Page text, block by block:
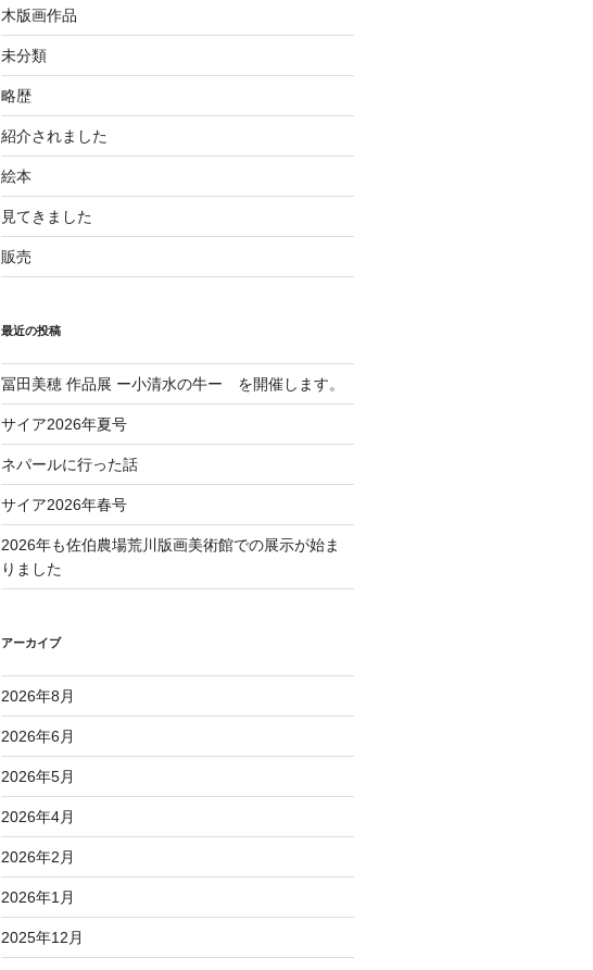
木版画作品
未分類
略歴
紹介されました
絵本
見てきました
販売
最近の投稿
冨田美穂 作品展 ー小清水の牛ー を開催します。
サイア2026年夏号
ネパールに行った話
サイア2026年春号
2026年も佐伯農場荒川版画美術館での展示が始ま
りました
アーカイブ
2026年8月
2026年6月
2026年5月
2026年4月
2026年2月
2026年1月
2025年12月